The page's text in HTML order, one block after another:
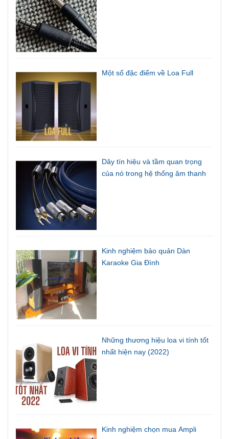
Một số đặc điểm về Loa Full
Dây tín hiệu và tầm quan trọng
của nó trong hệ thống âm thanh
Kinh nghiệm bảo quản Dàn
Karaoke Gia Đình
Những thương hiệu loa vi tính tốt
nhất hiện nay (2022)
Kinh nghiệm chọn mua Ampli